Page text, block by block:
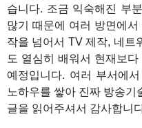
습니다. 조금 익숙해진 부
많기 때문에 여러 방면에
작을 넘어서 TV 제작, 네트
도 열심히 배워서 현재보
예정입니다. 여러 부서에
노하우를 쌓아 진짜 방송기
글을 읽어주셔서 감사합니